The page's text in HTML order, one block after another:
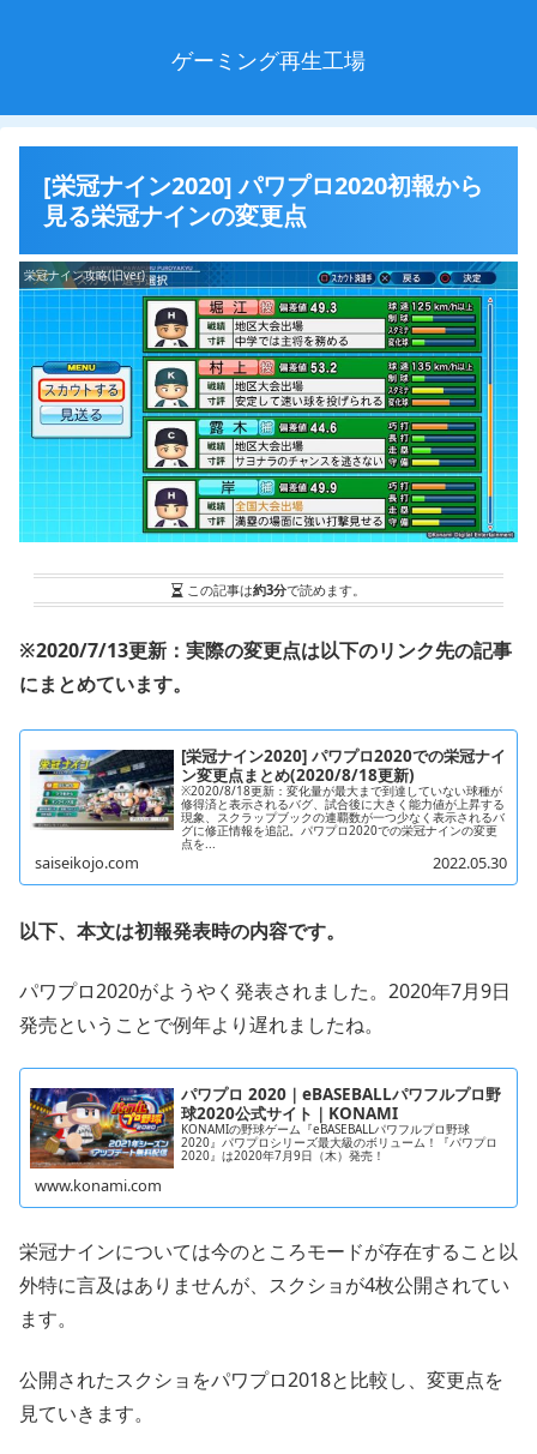
ゲーミング再生工場
[栄冠ナイン2020] パワプロ2020初報から
見る栄冠ナインの変更点
栄冠ナイン攻略(旧ver)
この記事は約3分で読めます。
※2020/7/13更新：実際の変更点は以下のリンク先の記事
にまとめています。
[栄冠ナイン2020] パワプロ2020での栄冠ナイ
ン変更点まとめ(2020/8/18更新)
※2020/8/18更新：変化量が最大まで到達していない球種が
修得済と表示されるバグ、試合後に大きく能力値が上昇する
現象、スクラップブックの連覇数が一つ少なく表示されるバ
グに修正情報を追記。パワプロ2020での栄冠ナインの変更
点を...
saiseikojo.com 2022.05.30
以下、本文は初報発表時の内容です。
パワプロ2020がようやく発表されました。2020年7月9日
発売ということで例年より遅れましたね。
パワプロ 2020｜eBASEBALLパワフルプロ野
球2020公式サイト｜KONAMI
KONAMIの野球ゲーム『eBASEBALLパワフルプロ野球
2020』パワプロシリーズ最大級のボリューム！『パワプロ
2020』は2020年7月9日（木）発売！
www.konami.com
栄冠ナインについては今のところモードが存在すること以
外特に言及はありませんが、スクショが4枚公開されてい
ます。
公開されたスクショをパワプロ2018と比較し、変更点を
見ていきます。